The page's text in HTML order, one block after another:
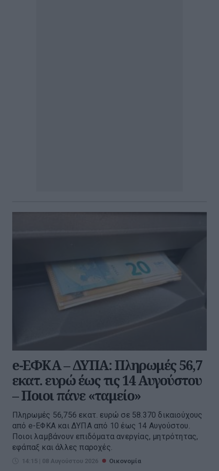
e-ΕΦΚΑ – ΔΥΠΑ: Πληρωμές 56,7
εκατ. ευρώ έως τις 14 Αυγούστου
– Ποιοι πάνε «ταμείο»
Πληρωμές 56,756 εκατ. ευρώ σε 58.370 δικαιούχους
από e-ΕΦΚΑ και ΔΥΠΑ από 10 έως 14 Αυγούστου.
Ποιοι λαμβάνουν επιδόματα ανεργίας, μητρότητας,
εφάπαξ και άλλες παροχές.
14:15 | 08 Αυγούστου 2026 Οικονομία